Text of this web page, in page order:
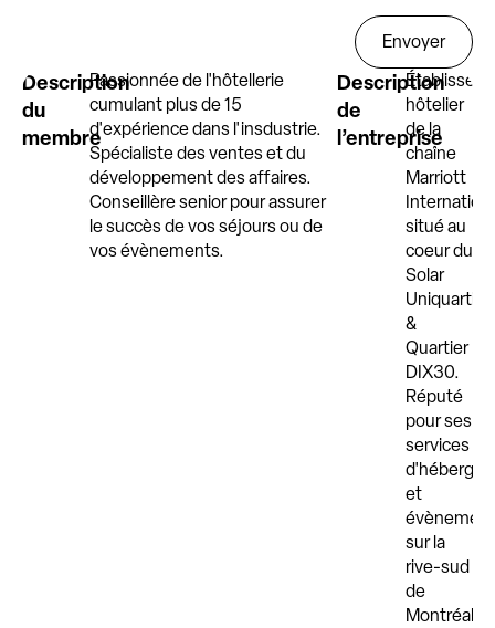
Envoyer
Description
du
membre
Passionnée de l'hôtellerie
cumulant plus de 15
d'expérience dans l'insdustrie.
Spécialiste des ventes et du
développement des affaires.
Conseillère senior pour assurer
le succès de vos séjours ou de
vos évènements.
Description
de
l’entreprise
hôtelier
de la
chaîne
Marriott
situé au
coeur du
Solar
Uniquartier
&
Quartier
DIX30.
Réputé
pour ses
services
et
sur la
rive-sud
de
Montréal.